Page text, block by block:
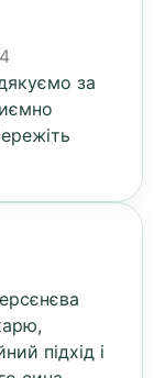
за
підхід і